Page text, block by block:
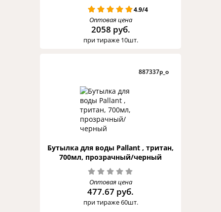
4.9/4
Оптовая цена
2058 руб.
при тираже 10шт.
887337p_o
Бутылка для воды Pallant , тритан,
700мл, прозрачный/черный
Оптовая цена
477.67 руб.
при тираже 60шт.